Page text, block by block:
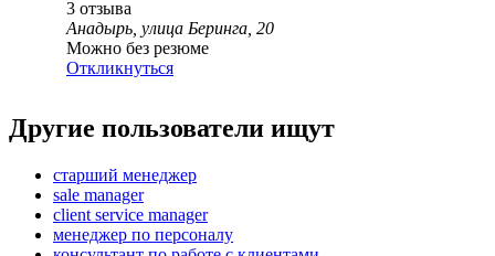
3 отзыва
Анадырь, улица Беринга, 20
Можно без резюме
Откликнуться
Другие пользователи ищут
старший менеджер
sale manager
client service manager
менеджер по персоналу